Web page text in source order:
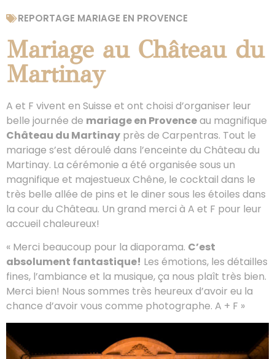
REPORTAGE MARIAGE EN PROVENCE
Mariage au Château du
Martinay
A et F vivent en Suisse et ont choisi d’organiser leur
belle journée de mariage en Provenceau magnifique
Château du Martinay près de Carpentras. Tout le
mariage s’est déroulé dans l’enceinte du Château du
Martinay. La cérémonie a été organisée sous un
magnifique et majestueux Chêne, le cocktail dans le
très belle allée de pins et le diner sous les étoiles dans
la cour du Château. Un grand merci à A et F pour leur
accueil chaleureux!
« Merci beaucoup pour la diaporama. C’est
absolument fantastique! Les émotions, les détailles
fines, l’ambiance et la musique, ça nous plaît très bien.
Merci bien! Nous sommes très heureux d’avoir eu la
chance d’avoir vous comme photographe. A + F »